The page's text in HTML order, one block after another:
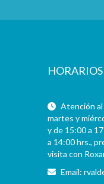
HORARIOS
Atención al
martes y
y de 15:00 a
a 14:00 hrs.,
visita con
Email: